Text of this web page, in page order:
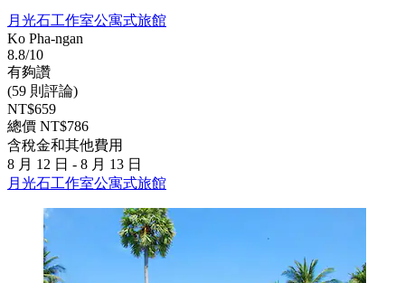
月光石工作室公寓式旅館
Ko Pha-ngan
8.8/10
有夠讚
(59 則評論)
NT$659
總價 NT$786
含稅金和其他費用
8 月 12 日 - 8 月 13 日
月光石工作室公寓式旅館